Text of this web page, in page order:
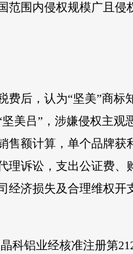
范围内侵权规模广且侵
费后，认为“坚美”商标
美吕”，涉嫌侵权主观
售额计算，单个品牌获
理诉讼，支出公证费、
经济损失及合理维权开
科铝业经核准注册第